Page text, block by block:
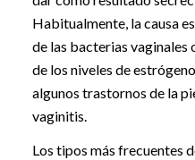
Habitualmente, la causa
de las bacterias vaginales
de los niveles de
algunos trastornos de la
vaginitis.
Los tipos más frecuentes